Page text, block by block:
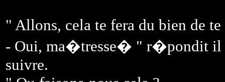
" Allons, cela te fera du bien de
- Oui, ma�tresse� " r�pondit il
suivre.